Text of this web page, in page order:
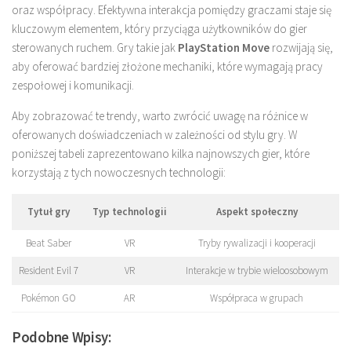
oraz współpracy. Efektywna interakcja pomiędzy graczami staje się
kluczowym elementem, który przyciąga użytkowników do gier
sterowanych ruchem. Gry takie jak PlayStation Move rozwijają się,
aby oferować bardziej złożone mechaniki, które wymagają pracy
zespołowej i komunikacji.
Aby zobrazować te trendy, warto zwrócić uwagę na różnice w
oferowanych doświadczeniach w zależności od stylu gry. W
poniższej tabeli zaprezentowano kilka najnowszych gier, które
korzystają z tych nowoczesnych technologii:
Tytuł gry Typ technologii Aspekt społeczny
Beat Saber VR Tryby rywalizacji i kooperacji
Resident Evil 7 VR Interakcje w trybie wieloosobowym
Pokémon GO AR Współpraca w grupach
Podobne Wpisy: